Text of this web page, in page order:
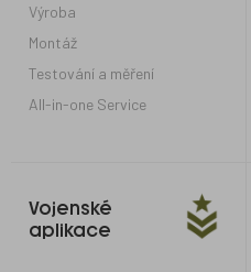
Výroba
Montáž
Testování a měření
All-in-one Service
Vojenské
aplikace